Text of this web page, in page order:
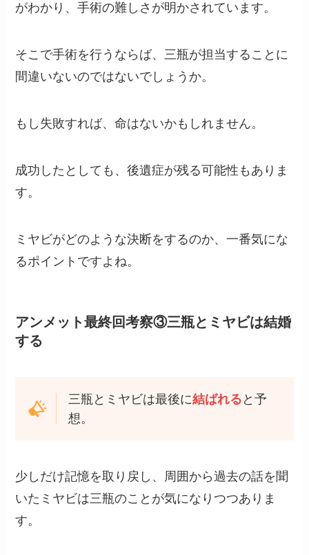
がわかり、手術の難しさが明かされています。
そこで手術を行うならば、三瓶が担当することに
間違いないのではないでしょうか。
もし失敗すれば、命はないかもしれません。
成功したとしても、後遺症が残る可能性もありま
す。
ミヤビがどのような決断をするのか、一番気にな
るポイントですよね。
アンメット最終回考察③三瓶とミヤビは結婚
する
三瓶とミヤビは最後に結ばれる と予
想。
少しだけ記憶を取り戻し、周囲から過去の話を聞
いたミヤビは三瓶のことが気になりつつありま
す。